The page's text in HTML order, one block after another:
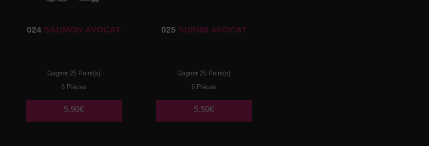
024 SAUMON AVOCAT
Gagner 25 Point(s)
6 Pièces
5.90€
025SURIMI AVOCAT
Gagner 25 Point(s)
6 Pièces
5.50€